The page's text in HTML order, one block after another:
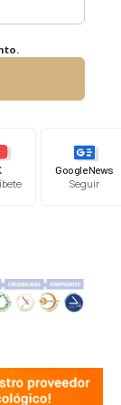
Google News
Seguir